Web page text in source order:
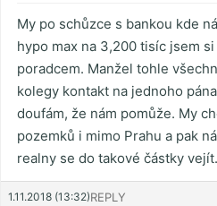
My po schůzce s bankou kde
hypo max na 3,200 tisíc jsem
poradcem. Manžel tohle
kolegy kontakt na jednoho
doufám, že nám pomůže. My
pozemků i mimo Prahu a pak
realny se do takové částky vejít.
1.11.2018 (13:32)REPLY